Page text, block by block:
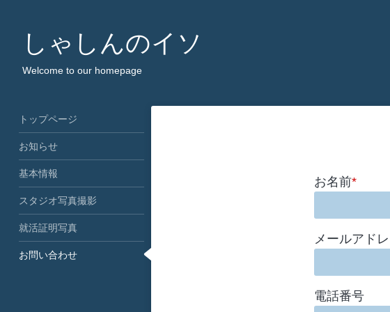
しゃしんのイソ
Welcome to our homepage
お名前*
メールアド
電話番号
トップページ
お知らせ
基本情報
スタジオ写真撮影
就活証明写真
お問い合わせ